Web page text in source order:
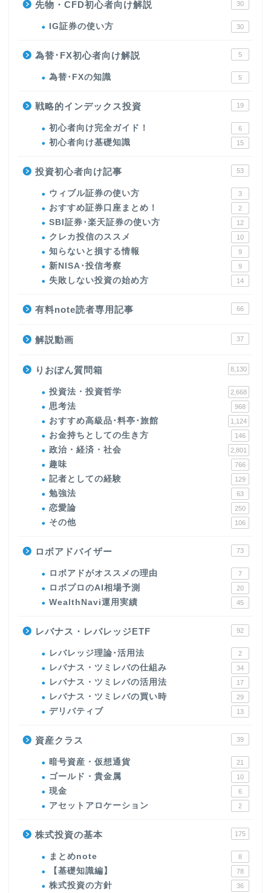
先物・CFD初心者向け解説 30
IG証券の使い方 30
為替･FX初心者向け解説 5
為替･FXの知識 5
戦略的インデックス投資 19
初心者向け完全ガイド！ 6
初心者向け基礎知識 15
投資初心者向け記事 53
ウィブル証券の使い方 3
おすすめ証券口座まとめ！ 2
SBI証券･楽天証券の使い方 12
クレカ投信のススメ 10
知らないと損する情報 9
新NISA･投信考察 9
失敗しない投資の始め方 14
有料note読者専用記事 66
解説動画 37
りおぽん質問箱 8,130
投資法・投資哲学 2,668
思考法 968
おすすめ高級品･料亭･旅館 1,124
お金持ちとしての生き方 146
政治・経済・社会 2,801
趣味 766
記者としての経験 129
勉強法 63
恋愛論 250
その他 106
ロボアドバイザー 73
ロボアドがオススメの理由 7
ロボプロのAI相場予測 20
WealthNavi運用実績 45
レバナス・レバレッジETF 92
レバレッジ理論･活用法 2
レバナス・ツミレバの仕組み 34
レバナス・ツミレバの活用法 17
レバナス・ツミレバの買い時 29
デリバティブ 13
資産クラス 39
暗号資産・仮想通貨 21
ゴールド・貴金属 10
現金 6
アセットアロケーション 2
株式投資の基本 175
まとめnote 8
【基礎知識編】 78
株式投資の方針 36